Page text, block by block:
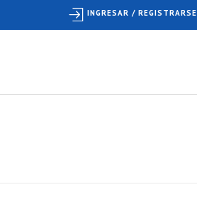
INGRESAR / REGISTRARSE